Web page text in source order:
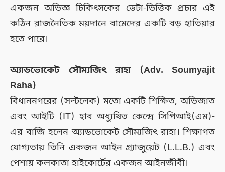
একজন অভিজ্ঞ চিকিৎসকের ডেটা-ভিত্তিক প্রচার এই
কঠিন রাজনৈতিক ময়দানে বামেদের একটি বড় হাতিয়ার
হতে পারে।
অ্যাডভোকেট সৌম্যজিৎ রাহা (Adv. Soumyajit
Raha)
বিধাননগরের (সল্টলেক) মতো একটি শিক্ষিত, অভিজাত
এবং আইটি (IT) হাব অধ্যুষিত কেন্দ্রে সিপিআই(এম)-
এর বাজি হলেন অ্যাডভোকেট সৌম্যজিৎ রাহা। শিক্ষাগত
যোগ্যতায় তিনি একজন আইন গ্র্যাজুয়েট (L.L.B.) এবং
পেশায় কলকাতা হাইকোর্টের একজন আইনজীবী।